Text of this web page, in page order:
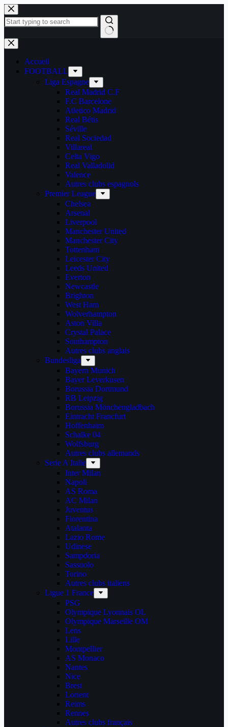
Passer
au
contenu
Aucun
résultat
Accueil
FOOTBALL
Liga Espagne
Real Madrid C.F
F.C Barcelone
Atletico Madrid
Real Bétis
Séville
Real Sociedad
Villareal
Celta Vigo
Real Valladolid
Valence
Autres clubs espagnols
Premier League
Chelsea
Arsenal
Liverpool
Manchester United
Manchester City
Tottenham
Leicester City
Leeds United
Everton
Newcastle
Brighton
West Ham
Wolverhampton
Aston Villa
Crystal Palace
Southampton
Autres clubs anglais
Bundesliga
Bayern Munich
Bayer Leverkusen
Borussia Dortmund
RB Leipzig
Borussia Mönchengladbach
Eintracht Francfurt
Hoffenhaim
Schalke 04
Wolfsburg
Autres clubs allemands
Serie A Italie
Inter Milan
Napoli
AS Roma
AC Milan
Juventus
Fiorentina
Atalanta
Lazio Rome
Udinese
Sampdoria
Sassuolo
Torino
Autres clubs italiens
Ligue 1 France
PSG
Olympique Lyonnais OL
Olympique Marseille OM
Lens
Lille
Montpellier
AS Monaco
Nantes
Nice
Brest
Lorient
Reims
Rennes
Autres clubs français